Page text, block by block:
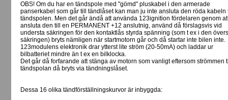
OBS! Om du har en tändspole med "gömd" pluskabel i den armerade
panserkabel som går till tändlåset kan man ju inte ansluta den röda kabeln
tändspolen. Men det går ändå att använda 123ignition fördelaren genom
ansluta den till en PERMANENT +12 anslutnig, använd då förslagsvis vid
understa säkringen för den kontaktlås styrda spänning (som t ex i den
säkringen) bryts nämligen när startmotorn går och då startar inte bilen inte.
123modulens elektronik drar ytterst lite ström (20-50mA) och laddar ur
bilbatteriet mindre än t ex en bilklocka.
Det går då forfarande att stänga av motorn som vanligt eftersom strömmen
tändspolan då bryts via tändningslåset.
Dessa 16 olika tändförställningskurvor är inbyggda: